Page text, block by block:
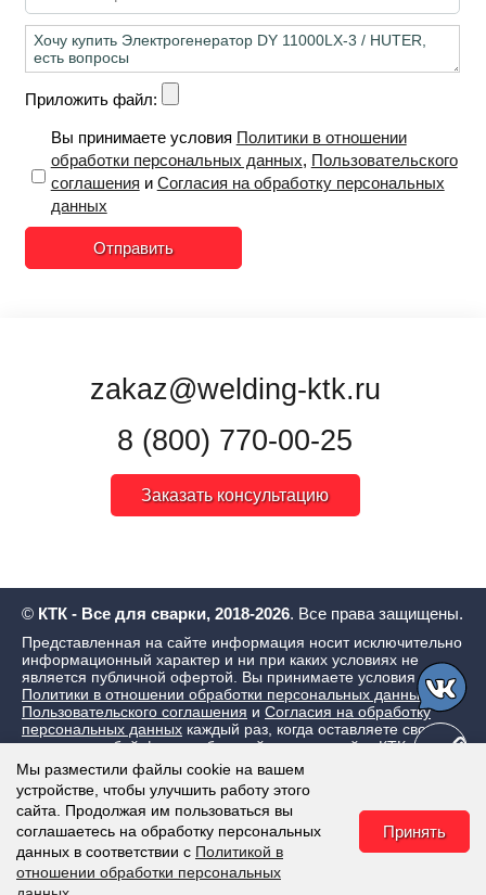
Приложить файл:
Вы принимаете условия Политики в отношении
обработки персональных данных, Пользовательского
соглашения и Согласия на обработку персональных
данных
Отправить
zakaz@welding-ktk.ru
8 (800) 770-00-25
Заказать консультацию
Мы разместили файлы cookie на вашем
устройстве, чтобы улучшить работу этого
сайта. Продолжая им пользоваться вы
соглашаетесь на обработку персональных
данных в соответствии с Политикой в
отношении обработки персональных
Принять
© КТК - Все для сварки, 2018-2026. Все права защищены.
Представленная на сайте информация носит исключительно
информационный характер и ни при каких условиях не
является публичной офертой. Вы принимаете условия
Политики в отношении обработки персональных данных ,
Пользовательского соглашения и Согласия на обработку
персональных данных каждый раз, когда оставляете свои
данные в любой форме обратной связи на сайте КТК - Все
для сварки